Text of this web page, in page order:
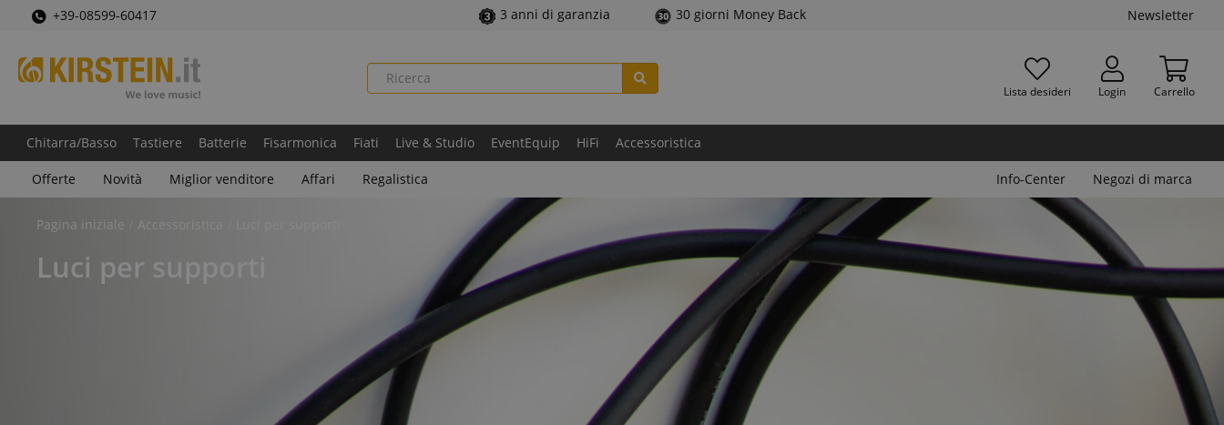
+39-08599-60417 3 anni di garanzia 30 giorni Money Back Newsletter
Lista desideri Login Carrello
Chitarra/Basso Tastiere Batterie Fisarmonica Fiati Live & Studio EventEquip HiFi Accessoristica
Offerte Novità Miglior venditore Affari Regalistica Info-Center Negozi di marca
Pagina iniziale Accessoristica
Luci per supporti